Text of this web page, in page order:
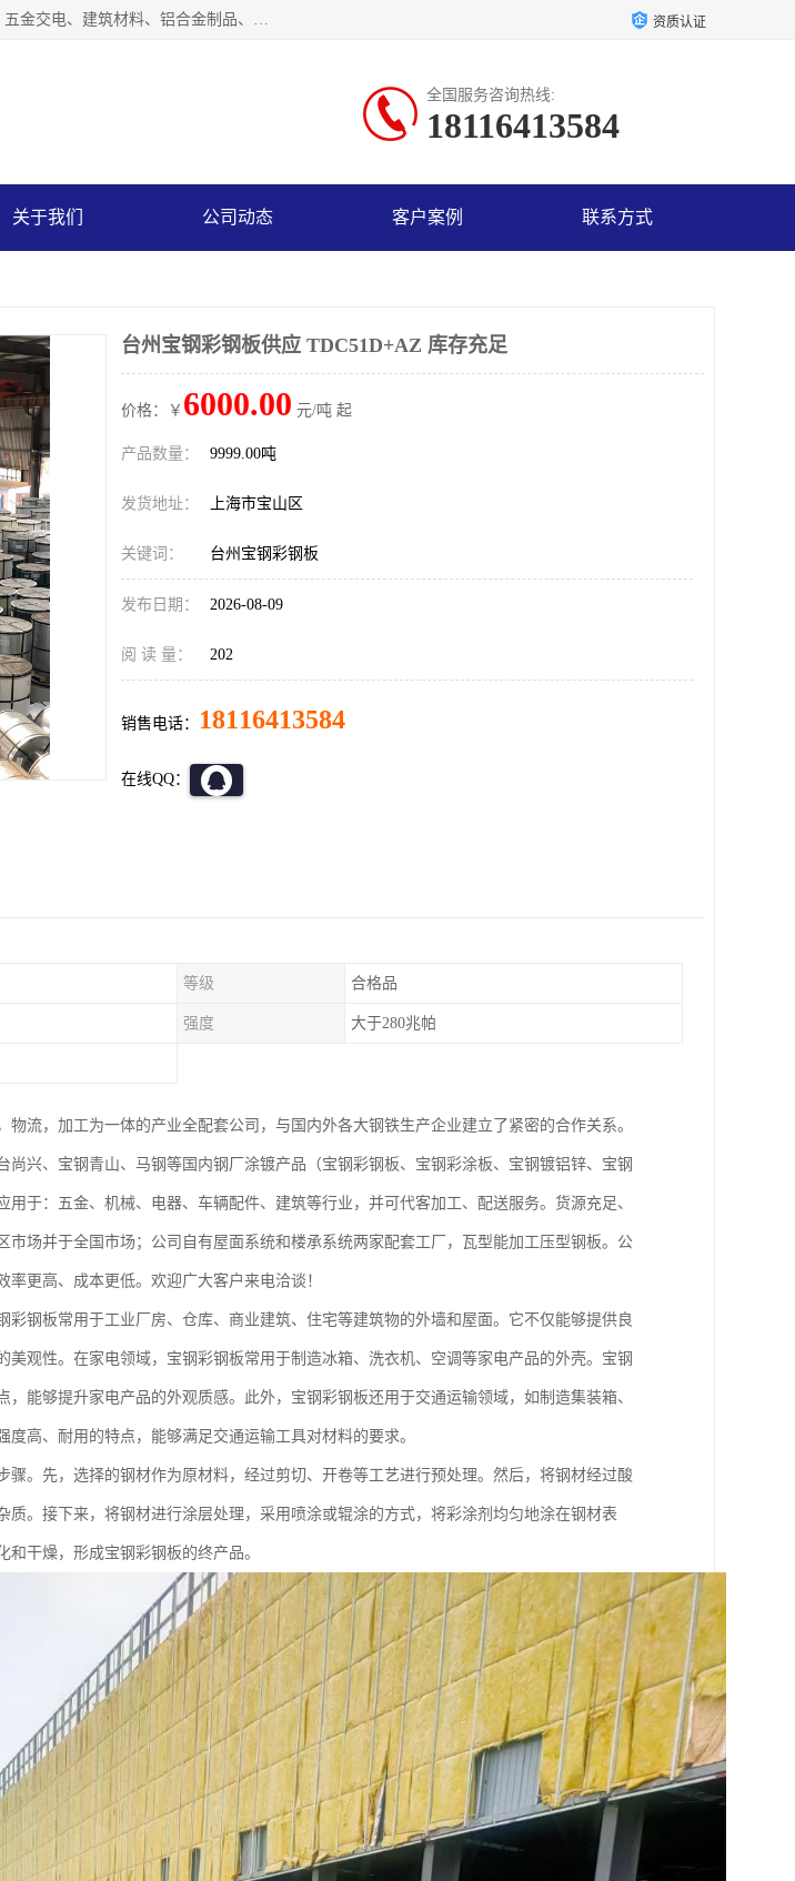
上海轩本实业有限公司成立于2017年，注册地位于上海市宝山区。经营范围包括金属材料、五金交电、建筑材料、铝合金制品、机械设备、电线电缆、装潢材料等；公司主营产品：宝钢彩钢板、宝钢彩钢卷、宝钢彩涂板、宝钢彩涂卷、宝钢高耐候彩钢板，宝钢氟碳彩钢板。是一家集钢铁贸易，物流、加工为一体的产业全配套公司。 资质认证
全国服务咨询热线:
18116413584
关于我们 公司动态 客户案例 联系方式
台州宝钢彩钢板供应 TDC51D+AZ 库存充足
价格：￥ 6000.00 元/吨 起
产品数量： 9999.00吨
发货地址： 上海市宝山区
关键词： 台州宝钢彩钢板
发布日期： 2026-08-09
阅 读 量： 202
销售电话： 18116413584
在线QQ：
等级 合格品
强度 大于280兆帕
物流，加工为一体的产业全配套公司，与国内外各大钢铁生产企业建立了紧密的合作关系。
尚兴、宝钢青山、马钢等国内钢厂涂镀产品（宝钢彩钢板、宝钢彩涂板、宝钢镀铝锌、宝钢
于：五金、机械、电器、车辆配件、建筑等行业，并可代客加工、配送服务。货源充足、
市场并于全国市场；公司自有屋面系统和楼承系统两家配套工厂，瓦型能加工压型钢板。公
更高、成本更低。欢迎广大客户来电洽谈！
彩钢板常用于工业厂房、仓库、商业建筑、住宅等建筑物的外墙和屋面。它不仅能够提供良
美观性。在家电领域，宝钢彩钢板常用于制造冰箱、洗衣机、空调等家电产品的外壳。宝钢
能够提升家电产品的外观质感。此外，宝钢彩钢板还用于交通运输领域，如制造集装箱、
高、耐用的特点，能够满足交通运输工具对材料的要求。
骤。先，选择的钢材作为原材料，经过剪切、开卷等工艺进行预处理。然后，将钢材经过酸
质。接下来，将钢材进行涂层处理，采用喷涂或辊涂的方式，将彩涂剂均匀地涂在钢材表
干燥，形成宝钢彩钢板的终产品。